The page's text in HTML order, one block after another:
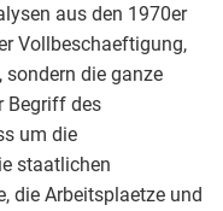
aus den 1970er
Vollbeschaeftigung,
sondern die ganze
Begriff des
um die
staatlichen
die Arbeitsplaetze und